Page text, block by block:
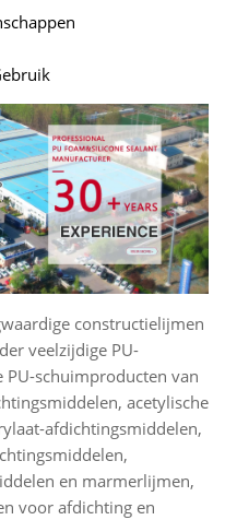
constructielijmen
veelzijdige PU-
schuimproducten van
acetylische
afdichtingsmiddelen,
en marmerlijmen,
voor afdichting en